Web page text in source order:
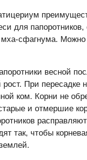
для
сфагнума. Можно
весной
рост. При пересадке
ком. Корни не
и отмершие
так, чтобы